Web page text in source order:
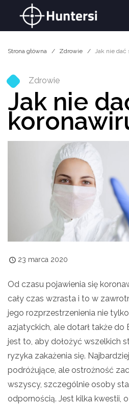
Strona główna Zdrowie Jak nie dać
Zdrowie
Jak nie
23 marca 2020
Od czasu pojawienia się
cały czas wzrasta i to w
jego rozprzestrzenienia nie
azjatyckich, ale dotarł także do
jest to, aby dołożyć wszelkich
ryzyka zakażenia się.
podróżujące, ale ostrożność
wszyscy, szczególnie osoby
odpornością. Jest kilka kwestii,